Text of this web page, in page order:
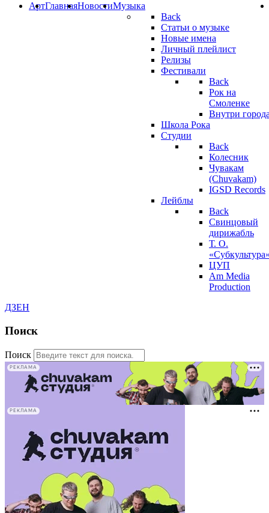
Музыка
Back
Статьи о музыке
Новые имена
Личный плейлист
Релизы
Фестивали
Back
Рок на
Смоленке
Внутри
Школа Рока
Студии
Back
Колесник
Чувакам
(Chuvakam)
IGSD Records
Лейблы
Back
Свинцовый
дирижабль
Т. О.
ЦУП
Am Media
Production
Новости
Главная
Арт
ДЗЕН
Поиск
Поиск
РЕКЛАМА
РЕКЛАМА